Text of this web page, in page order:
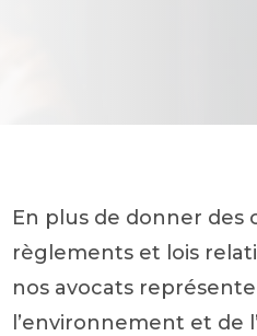
En plus de donner des
règlements et lois
nos avocats
l’environnement et